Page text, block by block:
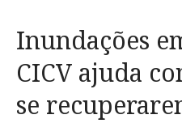
Inundações
CICV ajuda
se